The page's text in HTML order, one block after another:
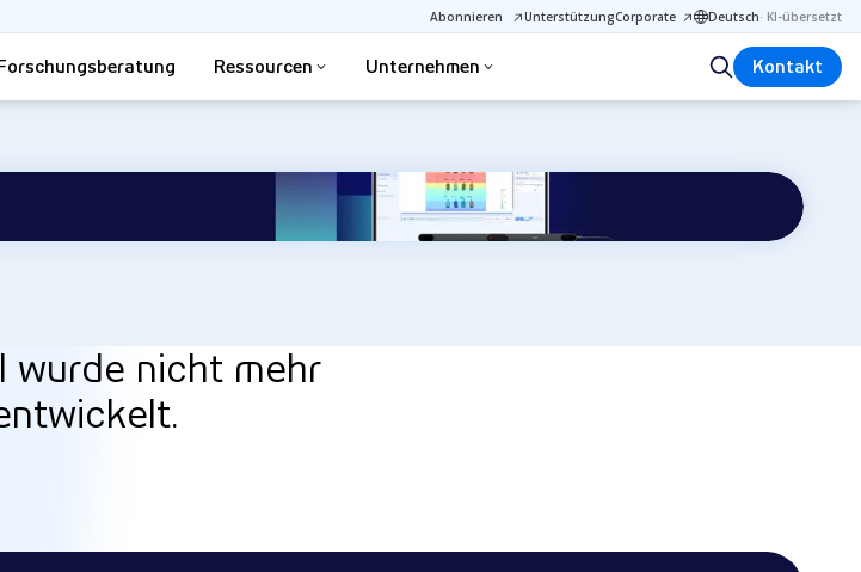
Abonnieren UnterstützungCorporate Deutsch· KI-übersetzt
Ressourcen Unternehmen Kontakt
wurde nicht mehr